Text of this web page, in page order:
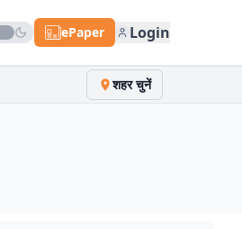
ePaper Login
शहर चुनें